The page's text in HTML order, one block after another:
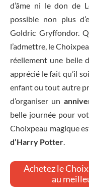
d’âme ni le don de
possible non plus
Goldric Gryffondor.
l’admettre, le
réellement une belle
apprécié le fait qu’il
enfant ou tout autre
d’organiser un
belle journée pour
Choixpeau magique
d’Harry Potter.
Achetez le
au